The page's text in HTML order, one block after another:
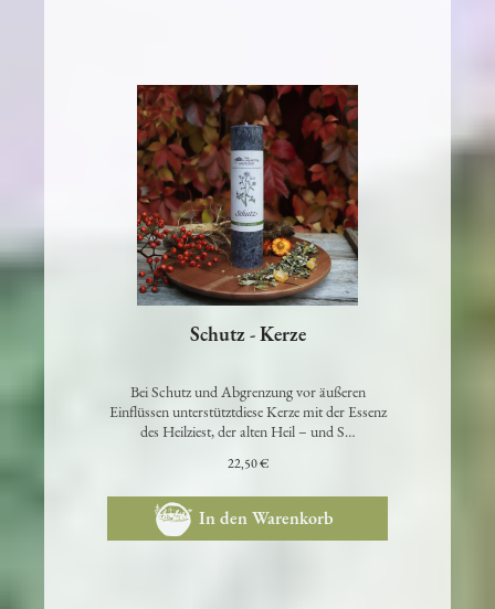
Schutz - Kerze
Bei Schutz und Abgrenzung vor äußeren
Einflüssen unterstütztdiese Kerze mit der Essenz
des Heilziest, der alten Heil – und S…
22,50 €
In den Warenkorb